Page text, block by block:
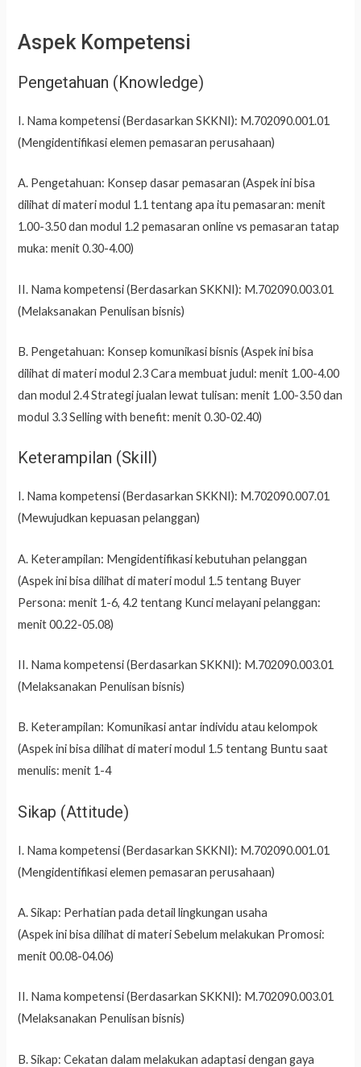
Aspek Kompetensi
Pengetahuan (Knowledge)
I. Nama kompetensi (Berdasarkan SKKNI): M.702090.001.01
(Mengidentifikasi elemen pemasaran perusahaan)
A. Pengetahuan: Konsep dasar pemasaran (Aspek ini bisa
dilihat di materi modul 1.1 tentang apa itu pemasaran: menit
1.00-3.50 dan modul 1.2 pemasaran online vs pemasaran tatap
muka: menit 0.30-4.00)
II. Nama kompetensi (Berdasarkan SKKNI): M.702090.003.01
(Melaksanakan Penulisan bisnis)
B. Pengetahuan: Konsep komunikasi bisnis (Aspek ini bisa
dilihat di materi modul 2.3 Cara membuat judul: menit 1.00-4.00
dan modul 2.4 Strategi jualan lewat tulisan: menit 1.00-3.50 dan
modul 3.3 Selling with benefit: menit 0.30-02.40)
Keterampilan (Skill)
I. Nama kompetensi (Berdasarkan SKKNI): M.702090.007.01
(Mewujudkan kepuasan pelanggan)
A. Keterampilan: Mengidentifikasi kebutuhan pelanggan
(Aspek ini bisa dilihat di materi modul 1.5 tentang Buyer
Persona: menit 1-6, 4.2 tentang Kunci melayani pelanggan:
menit 00.22-05.08)
II. Nama kompetensi (Berdasarkan SKKNI): M.702090.003.01
(Melaksanakan Penulisan bisnis)
B. Keterampilan: Komunikasi antar individu atau kelompok
(Aspek ini bisa dilihat di materi modul 1.5 tentang Buntu saat
menulis: menit 1-4
Sikap (Attitude)
I. Nama kompetensi (Berdasarkan SKKNI): M.702090.001.01
(Mengidentifikasi elemen pemasaran perusahaan)
A. Sikap: Perhatian pada detail lingkungan usaha
(Aspek ini bisa dilihat di materi Sebelum melakukan Promosi:
menit 00.08-04.06)
II. Nama kompetensi (Berdasarkan SKKNI): M.702090.003.01
(Melaksanakan Penulisan bisnis)
B. Sikap: Cekatan dalam melakukan adaptasi dengan gaya